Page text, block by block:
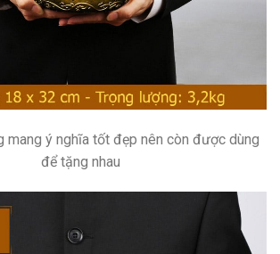
mang ý nghĩa tốt đẹp nên còn được dùng
để tặng nhau